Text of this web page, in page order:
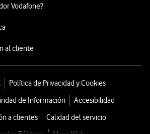
Vodafone?
al cliente
Política de Privacidad y Cookies
de Información
Accesibilidad
a clientes
Calidad del servicio